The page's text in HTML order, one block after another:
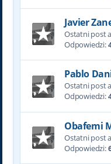
Javier
Ostatni post
Odpowiedzi:
Pablo
Ostatni post
Odpowiedzi:
Obafemi
Ostatni post
Odpowiedzi: